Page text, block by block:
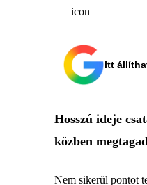
Itt
Hosszú ideje
közben
Nem sikerül pontot